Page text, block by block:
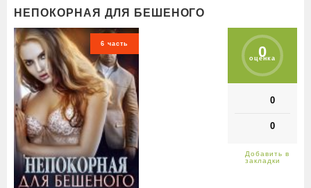
НЕПОКОРНАЯ ДЛЯ БЕШЕНОГО
6 часть 0
оценка
0
0